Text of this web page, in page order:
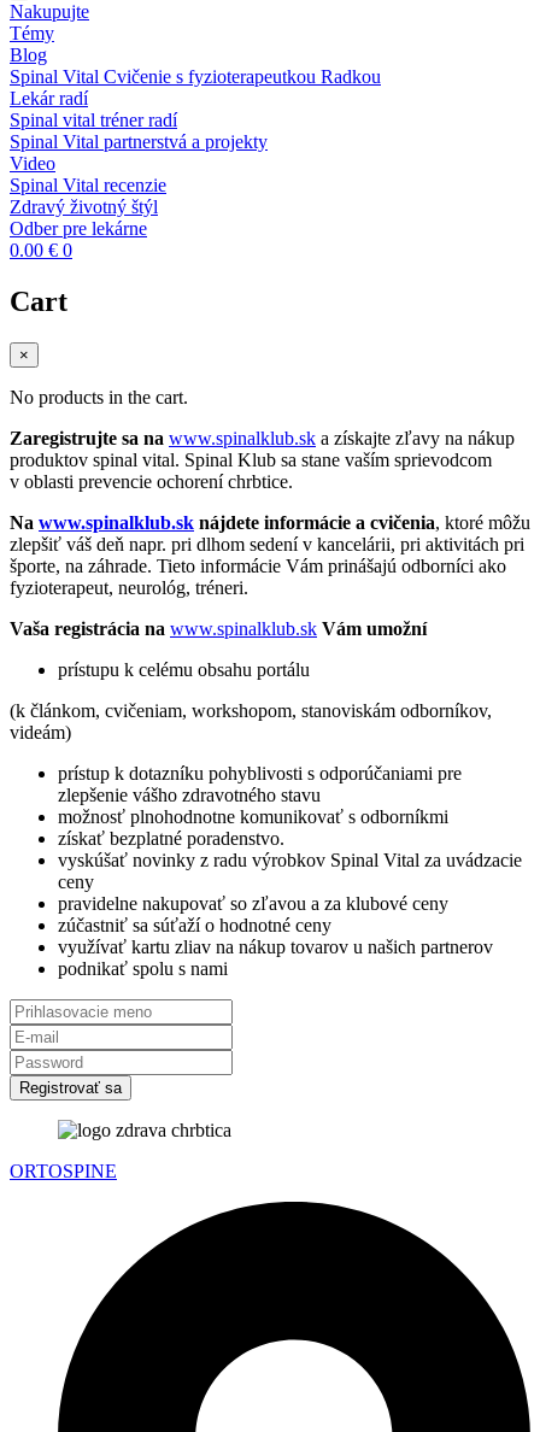
Nakupujte
Témy
Blog
Spinal Vital Cvičenie s fyzioterapeutkou Radkou
Lekár radí
Spinal vital tréner radí
Spinal Vital partnerstvá a projekty
Video
Spinal Vital recenzie
Zdravý životný štýl
Odber pre lekárne
0.00 € 0
Cart
×
No products in the cart.
Zaregistrujte sa na www.spinalklub.sk a získajte zľavy na nákup
produktov spinal vital. Spinal Klub sa stane vaším sprievodcom
v oblasti prevencie ochorení chrbtice.
Na www.spinalklub.sk nájdete informácie a cvičenia, ktoré môžu
zlepšiť váš deň napr. pri dlhom sedení v kancelárii, pri aktivitách pri
športe, na záhrade. Tieto informácie Vám prinášajú odborníci ako
fyzioterapeut, neurológ, tréneri.
Vaša registrácia na www.spinalklub.sk Vám umožní
prístupu k celému obsahu portálu
(k článkom, cvičeniam, workshopom, stanoviskám odborníkov,
videám)
prístup k dotazníku pohyblivosti s odporúčaniami pre
zlepšenie vášho zdravotného stavu
možnosť plnohodnotne komunikovať s odborníkmi
získať bezplatné poradenstvo.
vyskúšať novinky z radu výrobkov Spinal Vital za uvádzacie
ceny
pravidelne nakupovať so zľavou a za klubové ceny
zúčastniť sa súťaží o hodnotné ceny
využívať kartu zliav na nákup tovarov u našich partnerov
podnikať spolu s nami
Registrovať sa
ORTOSPINE